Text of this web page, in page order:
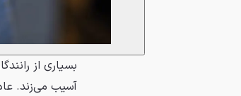
بسیاری از
آسیب می‌زند.